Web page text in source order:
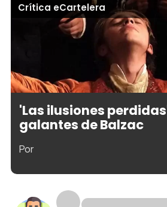
Crítica eCartelera
'Las ilusiones
galantes de Balzac
Por